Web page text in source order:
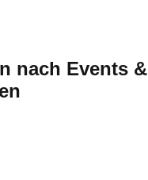
nach Events &